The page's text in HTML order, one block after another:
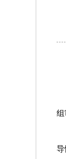
组
导